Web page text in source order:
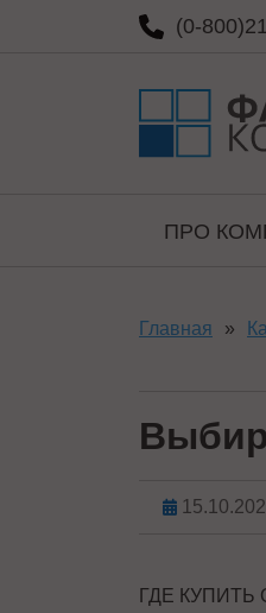
(0-800)
ПРО
Главная »
ГДЕ КУПИТЬ